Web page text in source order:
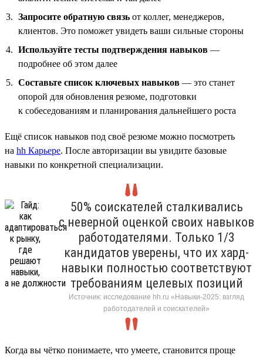
Запросите обратную связь от коллег, менеджеров,
клиентов. Это поможет увидеть ваши сильные стороны
Используйте тесты подтверждения навыков —
подробнее об этом далее
Составьте список ключевых навыков — это станет
опорой для обновления резюме, подготовки
к собеседованиям и планирования дальнейшего роста
Ещё список навыков под своё резюме можно посмотреть
на hh Карьере. После авторизации вы увидите базовые
навыки по конкретной специализации.
50% соискателей сталкивались
с неверной оценкой своих навыков
работодателями. Только 1/3
кандидатов уверены, что их хард-
навыки полностью соответствуют
требованиям целевых позиций
Источник: исследование hh.ru «Навыки-2025: взгляд
работодателей и соискателей»
Когда вы чётко понимаете, что умеете, становится проще